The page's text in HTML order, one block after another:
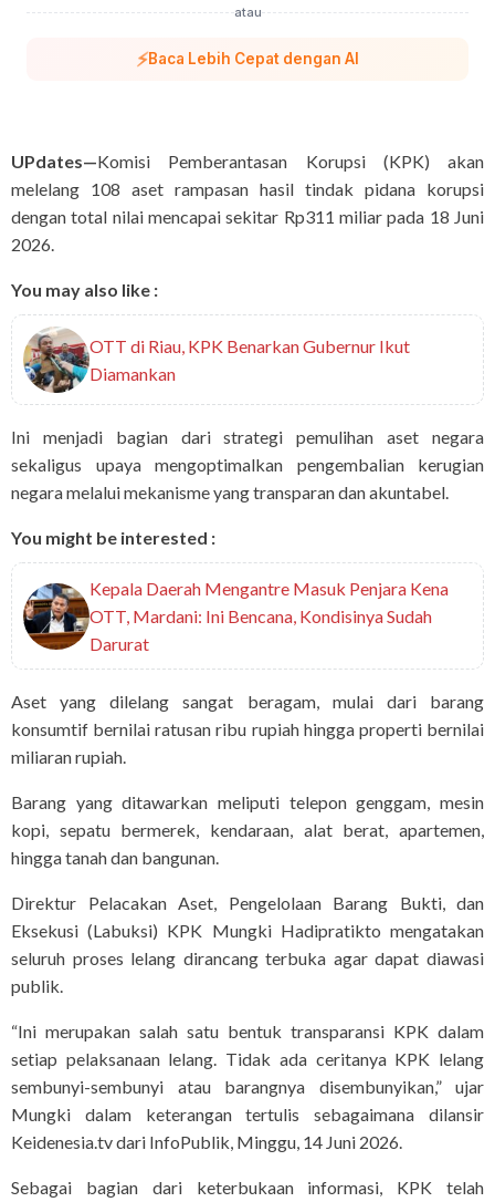
atau
⚡Baca Lebih Cepat dengan AI
UPdates—Komisi Pemberantasan Korupsi (KPK) akan
melelang 108 aset rampasan hasil tindak pidana korupsi
dengan total nilai mencapai sekitar Rp311 miliar pada 18 Juni
2026.
You may also like :
OTT di Riau, KPK Benarkan Gubernur Ikut
Diamankan
Ini menjadi bagian dari strategi pemulihan aset negara
sekaligus upaya mengoptimalkan pengembalian kerugian
negara melalui mekanisme yang transparan dan akuntabel.
You might be interested :
Kepala Daerah Mengantre Masuk Penjara Kena
OTT, Mardani: Ini Bencana, Kondisinya Sudah
Darurat
Aset yang dilelang sangat beragam, mulai dari barang
konsumtif bernilai ratusan ribu rupiah hingga properti bernilai
miliaran rupiah.
Barang yang ditawarkan meliputi telepon genggam, mesin
kopi, sepatu bermerek, kendaraan, alat berat, apartemen,
hingga tanah dan bangunan.
Direktur Pelacakan Aset, Pengelolaan Barang Bukti, dan
Eksekusi (Labuksi) KPK Mungki Hadipratikto mengatakan
seluruh proses lelang dirancang terbuka agar dapat diawasi
publik.
“Ini merupakan salah satu bentuk transparansi KPK dalam
setiap pelaksanaan lelang. Tidak ada ceritanya KPK lelang
sembunyi-sembunyi atau barangnya disembunyikan,” ujar
Mungki dalam keterangan tertulis sebagaimana dilansir
Keidenesia.tv dari InfoPublik, Minggu, 14 Juni 2026.
Sebagai bagian dari keterbukaan informasi, KPK telah